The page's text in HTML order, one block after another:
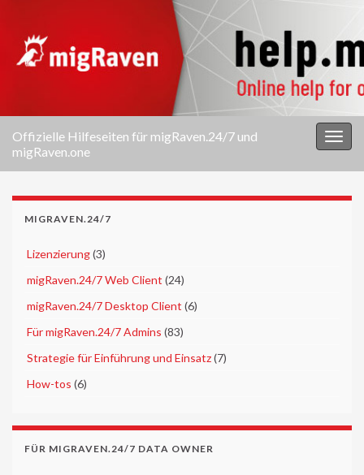
Offizielle Hilfeseiten für migRaven.24/7 und
migRaven.one
MIGRAVEN.24/7
Lizenzierung(3)
migRaven.24/7 Web Client (24)
migRaven.24/7 Desktop Client (6)
Für migRaven.24/7 Admins (83)
Strategie für Einführung und Einsatz(7)
How-tos (6)
FÜR MIGRAVEN.24/7 DATA OWNER